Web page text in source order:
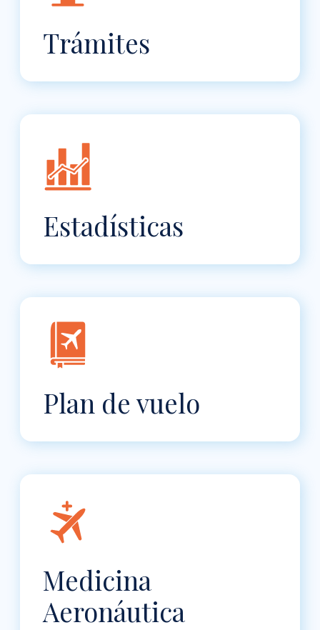
Trámites
Estadísticas
Plan de vuelo
Medicina
Aeronáutica